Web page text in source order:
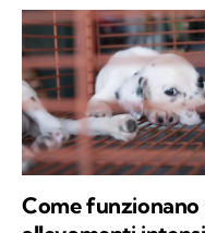
Come funzionano